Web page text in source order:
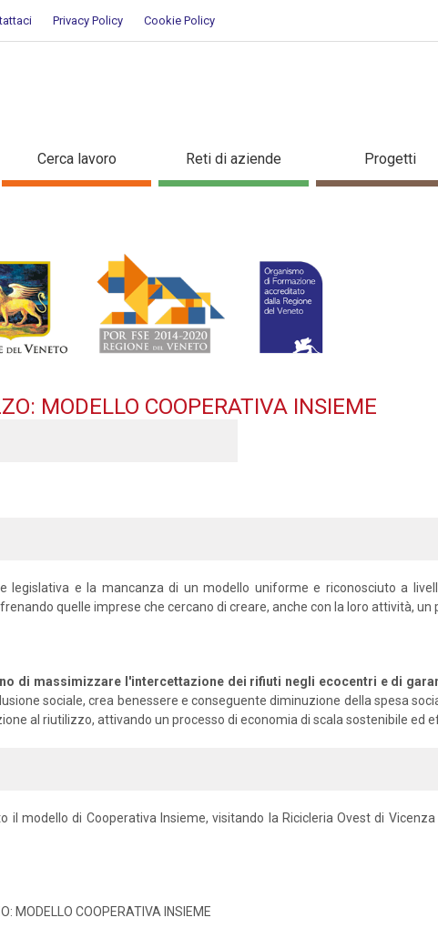
Privacy Policy Cookie Policy
MODELLO
Cerca lavoro Reti di aziende Progetti
MODELLO COOPERATIVA INSIEME
legislativa e la mancanza di un modello uniforme e riconosciuto a
quelle imprese che cercano di creare, anche con la loro attività, un
di massimizzare l'intercettazione dei rifiuti negli ecocentri e di
sociale, crea benessere e conseguente diminuzione della spesa
al riutilizzo, attivando un processo di economia di scala sostenibile ed
il modello di Cooperativa Insieme, visitando la Ricicleria Ovest di
MODELLO COOPERATIVA INSIEME